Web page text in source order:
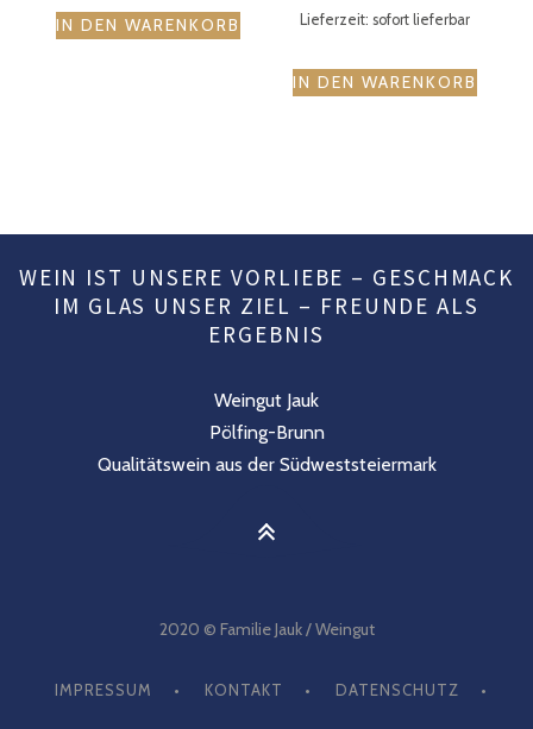
IN DEN WARENKORB Lieferzeit: sofort lieferbar
IN DEN WARENKORB
WEIN IST UNSERE VORLIEBE – GESCHMACK
IM GLAS UNSER ZIEL – FREUNDE ALS
ERGEBNIS
Weingut Jauk
Pölfing-Brunn
Qualitätswein aus der Südweststeiermark
2020 © Familie Jauk / Weingut
IMPRESSUM KONTAKT DATENSCHUTZ